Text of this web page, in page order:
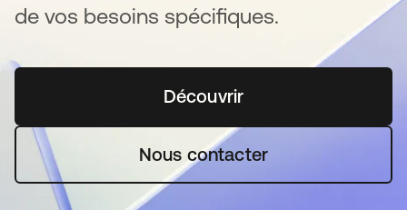
de vos besoins spécifiques.
Découvrirs’ouvre dans un nouvel
Nous contacter